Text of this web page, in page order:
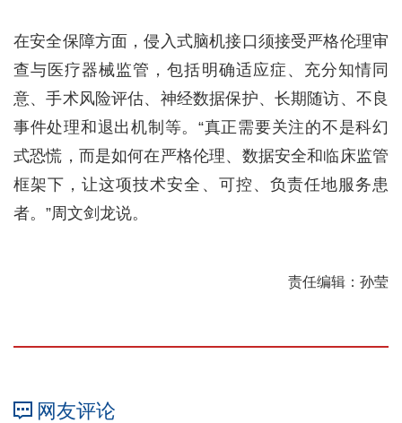
在安全保障方面，侵入式脑机接口须接受严格伦理审
查与医疗器械监管，包括明确适应症、充分知情同
意、手术风险评估、神经数据保护、长期随访、不良
事件处理和退出机制等。“真正需要关注的不是科幻
式恐慌，而是如何在严格伦理、数据安全和临床监管
框架下，让这项技术安全、可控、负责任地服务患
者。”周文剑龙说。
责任编辑：孙莹
网友评论